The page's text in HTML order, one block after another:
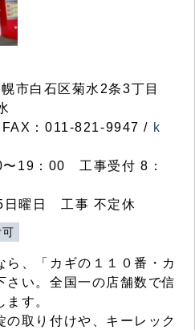
市白石区菊水2条3丁目
：011-821-9947 / k
19：00 工事受付 8：
日曜日 工事 不定休
可
ら、「カギの１１０番・カ
さい。全国一の店舗数で信
す。
の取り付けや、キーレック